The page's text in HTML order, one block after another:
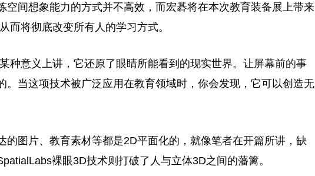
空间想象能力的方式并不高效，而宏碁将在本次教育装备展上带来
而将彻底改变所有人的学习方式。
种意义上讲，它还原了眼睛所能看到的现实世界。让屏幕前的事
。当这项技术被广泛应用在教育领域时，你会发现，它可以创造无
的图片、教育素材等都是2D平面化的，就像笔者在开篇所讲，缺
裸眼3D技术则打破了人与立体3D之间的藩篱。